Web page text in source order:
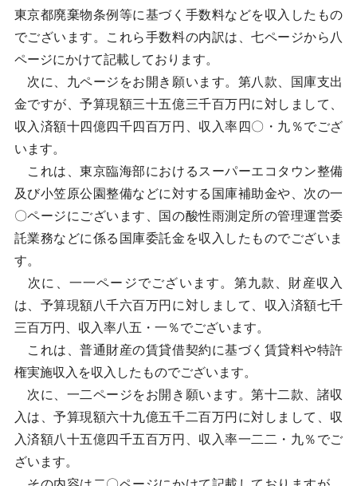
東京都廃棄物条例等に基づく手数料などを収入したもの
でございます。これら手数料の内訳は、七ページから八
ページにかけて記載しております。
次に、九ページをお開き願います。第八款、国庫支出
金ですが、予算現額三十五億三千百万円に対しまして、
収入済額十四億四千四百万円、収入率四〇・九％でござ
います。
これは、東京臨海部におけるスーパーエコタウン整備
及び小笠原公園整備などに対する国庫補助金や、次の一
〇ページにございます、国の酸性雨測定所の管理運営委
託業務などに係る国庫委託金を収入したものでございま
す。
次に、一一ページでございます。第九款、財産収入
は、予算現額八千六百万円に対しまして、収入済額七千
三百万円、収入率八五・一％でございます。
これは、普通財産の賃貸借契約に基づく賃貸料や特許
権実施収入を収入したものでございます。
次に、一二ページをお開き願います。第十二款、諸収
入は、予算現額六十九億五千二百万円に対しまして、収
入済額八十五億四千五百万円、収入率一二二・九％でご
ざいます。